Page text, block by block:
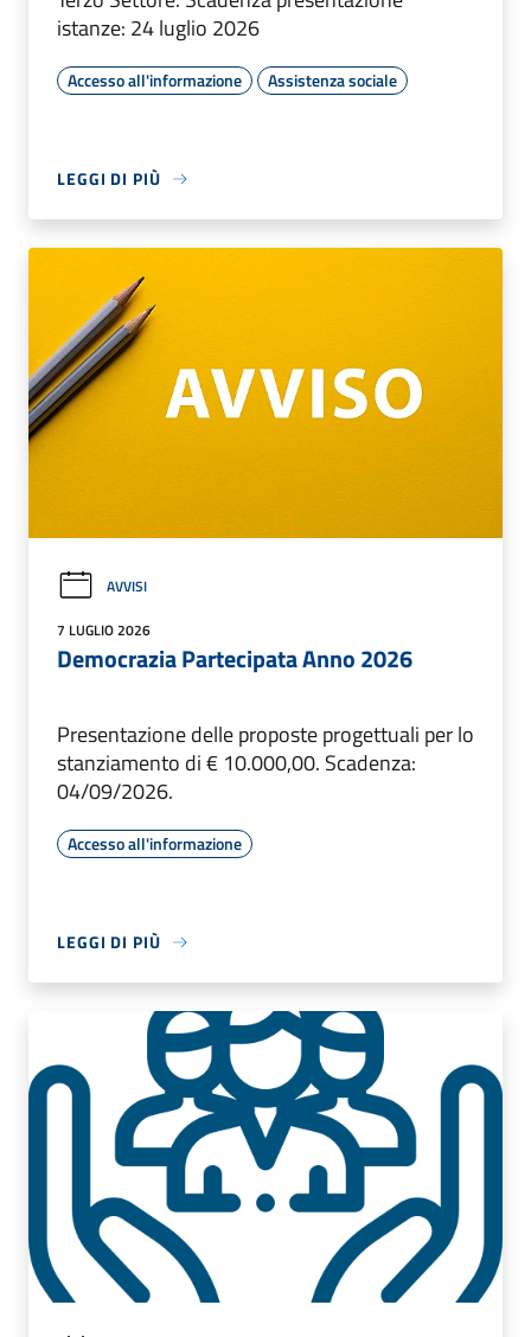
istanze: 24 luglio 2026
Accesso all'informazione Assistenza sociale
LEGGI DI PIÙ
AVVISI
7 LUGLIO 2026
Democrazia Partecipata Anno 2026
Presentazione delle proposte progettuali per lo
stanziamento di € 10.000,00. Scadenza:
04/09/2026.
Accesso all'informazione
LEGGI DI PIÙ